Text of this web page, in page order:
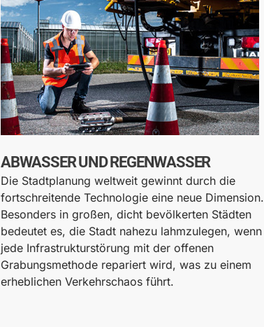
ABWASSER UND REGENWASSER
Die Stadtplanung weltweit gewinnt durch die
fortschreitende Technologie eine neue Dimension.
Besonders in großen, dicht bevölkerten Städten
bedeutet es, die Stadt nahezu lahmzulegen, wenn
jede Infrastrukturstörung mit der offenen
Grabungsmethode repariert wird, was zu einem
erheblichen Verkehrschaos führt.